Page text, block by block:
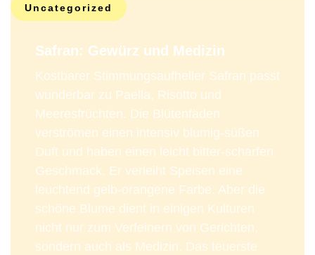
Uncategorized
Safran: Gewürz und Medizin
Kostbarer Stimmungsaufheller Safran passt
wunderbar zu Paella, Risotto und
Meeresfrüchten. Die Blütenfäden
verströmen einen intensiv blumig-süßen
Duft und haben einen leicht bitter-scharfen
Geschmack. Er verleiht Speisen eine
leuchtend gelb-orangene Farbe. Aber die
schöne Blume dient in einigen Kulturen
nicht nur zum Verfeinern von Gerichten,
sondern auch als Medizin. Das teuerste